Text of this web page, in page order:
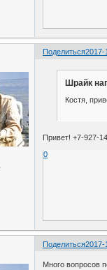
Поделиться2017-
Шрайк
Костя,
Привет! +7-927-
0
Поделиться2017-
Много вопросов